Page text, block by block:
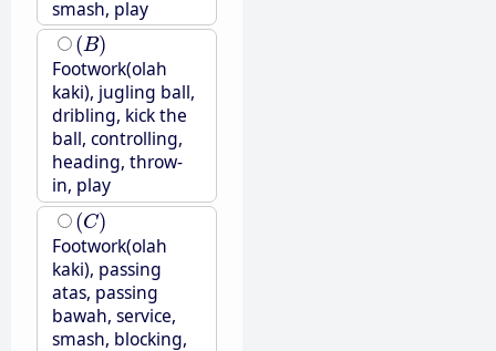
smash, play
(B)
(B)
Footwork(olah
kaki), jugling ball,
dribling, kick the
ball, controlling,
heading, throw-
in, play
(C)
(C)
Footwork(olah
kaki), passing
atas, passing
bawah, service,
smash, blocking,